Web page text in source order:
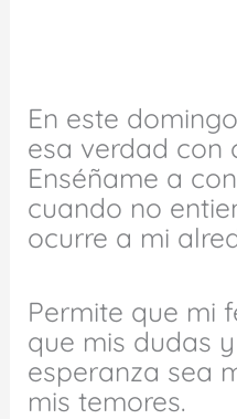
En este
esa verdad con
Enséñame a
cuando no
ocurre a mi
Permite que mi
que mis dudas
esperanza sea
mis temores.